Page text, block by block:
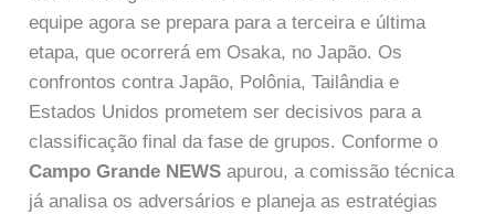
equipe agora se prepara para a terceira e última
etapa, que ocorrerá em Osaka, no Japão. Os
confrontos contra Japão, Polônia, Tailândia e
Estados Unidos prometem ser decisivos para a
classificação final da fase de grupos. Conforme o
Campo Grande NEWS apurou, a comissão técnica
já analisa os adversários e planeja as estratégias